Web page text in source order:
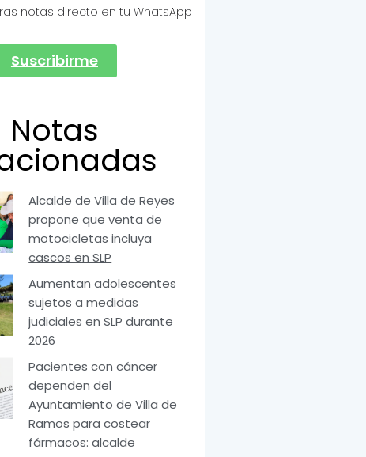
notas directo en tu WhatsApp
Suscribirme
Notas
Alcalde de Villa de Reyes
propone que venta de
motocicletas incluya
cascos en SLP
Aumentan adolescentes
sujetos a medidas
judiciales en SLP durante
2026
Pacientes con cáncer
dependen del
Ayuntamiento de Villa de
Ramos para costear
fármacos: alcalde